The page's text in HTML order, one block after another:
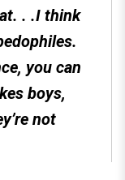
. .I think
you can
boys,
not